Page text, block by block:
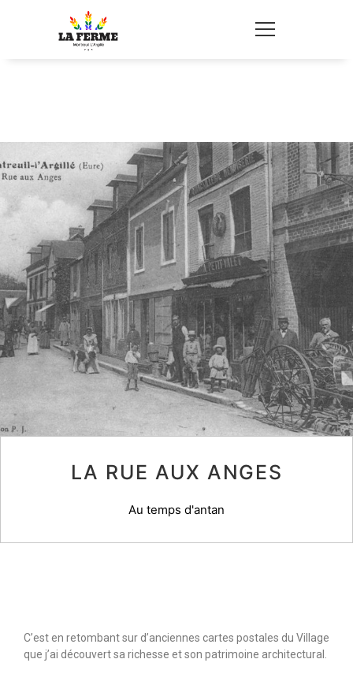
LA RUE AUX ANGES
Au temps d'antan
C’est en retombant sur d’anciennes cartes postales du Village
que j’ai découvert sa richesse et son patrimoine architectural.